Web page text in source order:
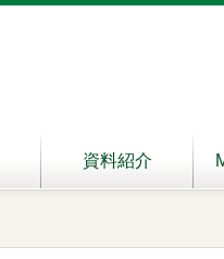
資料紹介